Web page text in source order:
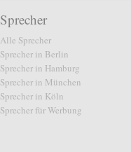
Sprecher
Alle Sprecher
Sprecher in Berlin
Sprecher in Hamburg
Sprecher in München
Sprecher in Köln
Sprecher für Werbung